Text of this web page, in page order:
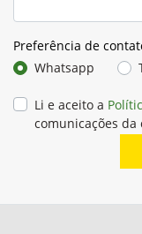
Preferência de
Whatsapp
Li e aceito a
comunicações da